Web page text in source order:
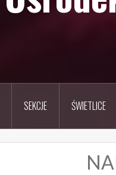
SEKCJE ŚWIETLICE